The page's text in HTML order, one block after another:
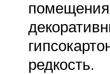
редкость.